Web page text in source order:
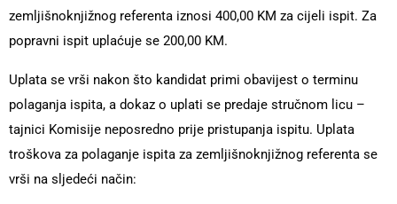
zemljišnoknjižnog referenta iznosi 400,00 KM za cijeli ispit. Za
popravni ispit uplaćuje se 200,00 KM.
Uplata se vrši nakon što kandidat primi obavijest o terminu
polaganja ispita, a dokaz o uplati se predaje stručnom licu –
tajnici Komisije neposredno prije pristupanja ispitu. Uplata
troškova za polaganje ispita za zemljišnoknjižnog referenta se
vrši na sljedeći način: